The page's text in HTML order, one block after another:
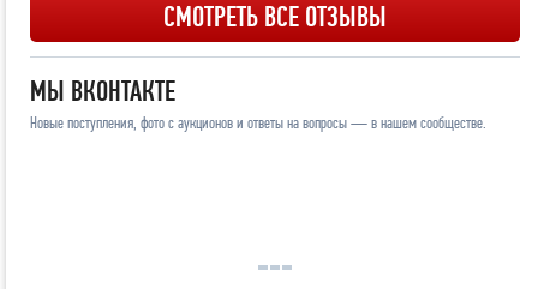
СМОТРЕТЬ ВСЕ ОТЗЫВЫ
МЫ ВКОНТАКТЕ
Новые поступления, фото с аукционов и ответы на вопросы — в нашем сообществе.